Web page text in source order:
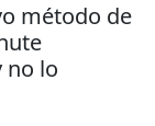
método de
no lo